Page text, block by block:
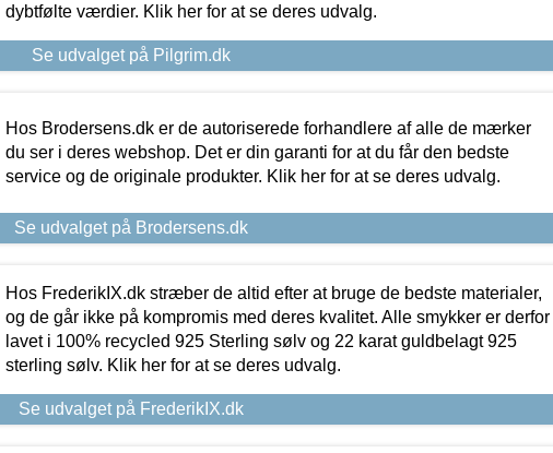
dybtfølte værdier. Klik her for at se deres udvalg.
Se udvalget på Pilgrim.dk
Hos Brodersens.dk er de autoriserede forhandlere af alle de mærker
du ser i deres webshop. Det er din garanti for at du får den bedste
service og de originale produkter. Klik her for at se deres udvalg.
Se udvalget på Brodersens.dk
Hos FrederikIX.dk stræber de altid efter at bruge de bedste materialer,
og de går ikke på kompromis med deres kvalitet. Alle smykker er derfor
lavet i 100% recycled 925 Sterling sølv og 22 karat guldbelagt 925
sterling sølv. Klik her for at se deres udvalg.
Se udvalget på FrederikIX.dk